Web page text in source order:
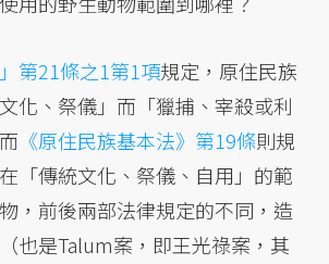
」第21條之1第1項規定，原住民族
化、祭儀」而「獵捕、宰殺或利
《原住民族基本法》第19條則規
「傳統文化、祭儀、自用」的範
，前後兩部法律規定的不同，造
也是Talum案，即王光祿案，其